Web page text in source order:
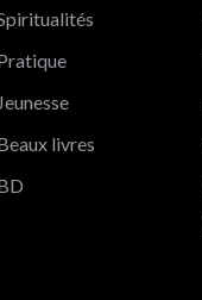
Jeunesse
livres